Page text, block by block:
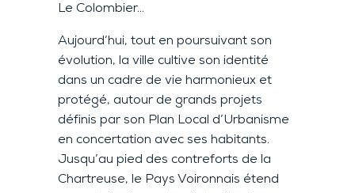
Le Colombier…
Aujourd’hui, tout en poursuivant son
évolution, la ville cultive son identité
dans un cadre de vie harmonieux et
protégé, autour de grands projets
définis par son Plan Local d’Urbanisme
en concertation avec ses habitants.
Jusqu’au pied des contreforts de la
Chartreuse, le Pays Voironnais étend